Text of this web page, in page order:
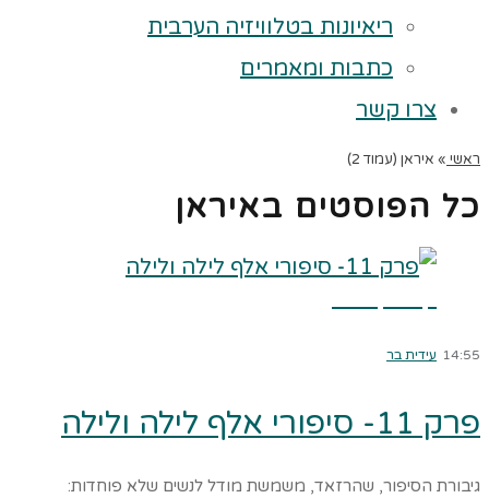
ריאיונות בטלוויזיה הערבית
כתבות ומאמרים
צרו קשר
ראשי » איראן (עמוד 2)
כל הפוסטים באיראן
14:55 עידית בר
פרק 11- סיפורי אלף לילה ולילה
גיבורת הסיפור, שהרזאד, משמשת מודל לנשים שלא פוחדות: